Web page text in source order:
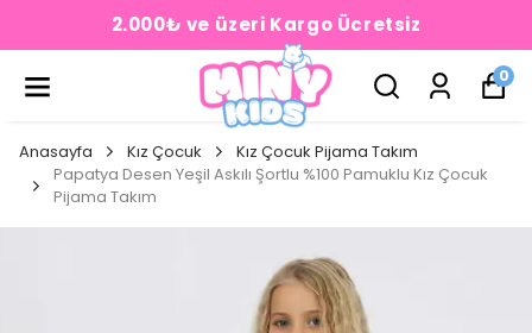
2.000₺ ve üzeri Kargo Ücretsiz
0
Anasayfa Kız Çocuk
Kız Çocuk Pijama Takım
Papatya Desen Yeşil Askılı Şortlu %100 Pamuklu Kız Çocuk
Pijama Takım